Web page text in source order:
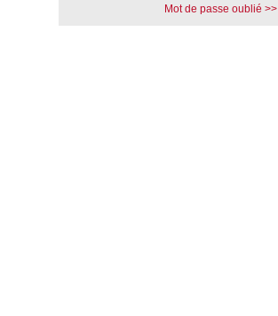
Mot de passe oublié >>